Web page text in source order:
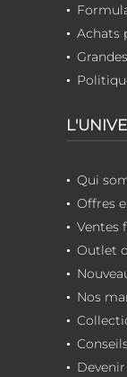
Achats
Qui
Offres
Ventes
Outlet
Nos